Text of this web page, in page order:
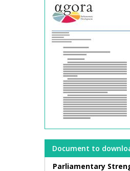
Document to
Parliamentary